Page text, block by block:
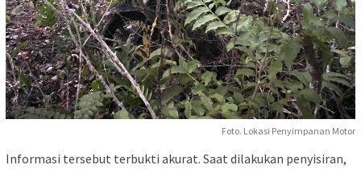
Foto. Lokasi Penyimpanan Motor
Informasi tersebut terbukti akurat. Saat dilakukan penyisiran,